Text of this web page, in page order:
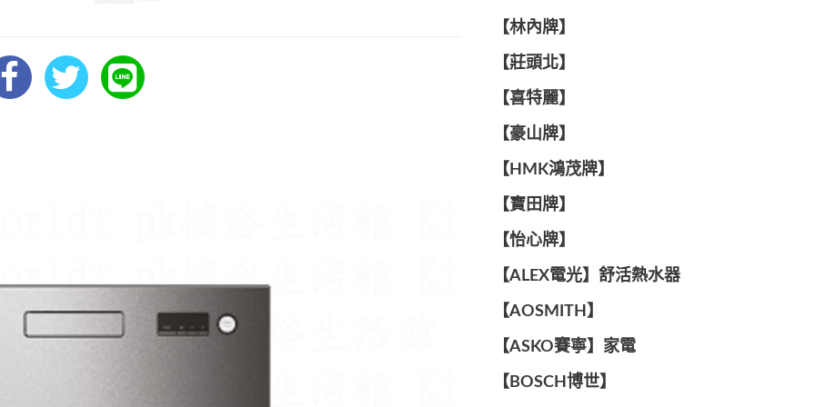
【林內牌】
【莊頭北】
【喜特麗】
【豪山牌】
【HMK鴻茂牌】
【寶田牌】
️【怡心牌】️
️️【ALEX電光】舒活熱水器️️
【AOSMITH】
【ASKO賽寧】家電
【BOSCH博世】